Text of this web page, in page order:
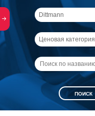
Dittmann
Ценовая категория